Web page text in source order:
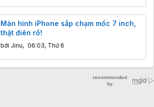
Màn hình iPhone sắp chạm mốc 7 inch,
thật điên rồ!
bởi Jinu, 06:03, Thứ 6